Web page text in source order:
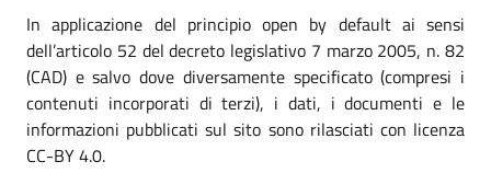
In applicazione del principio open by default ai sensi
dell’articolo 52 del decreto legislativo 7 marzo 2005, n. 82
(CAD) e salvo dove diversamente specificato (compresi i
contenuti incorporati di terzi), i dati, i documenti e le
informazioni pubblicati sul sito sono rilasciati con licenza
CC-BY 4.0.